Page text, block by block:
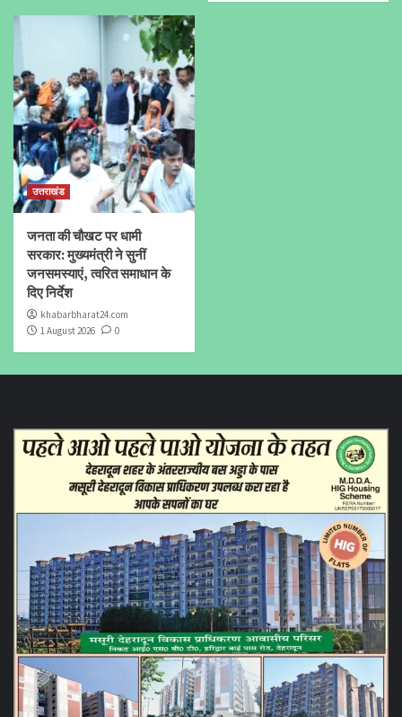
उत्तराखंड
जनता की चौखट पर धामी
सरकार: मुख्यमंत्री ने सुनीं
जनसमस्याएं, त्वरित समाधान के
दिए निर्देश
khabarbharat24.com
1 August 2026
0